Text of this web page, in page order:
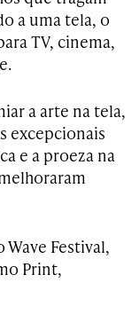
a uma tela, o
TV, cinema,
a arte na tela,
excepcionais
e a proeza na
Festival,
Print,